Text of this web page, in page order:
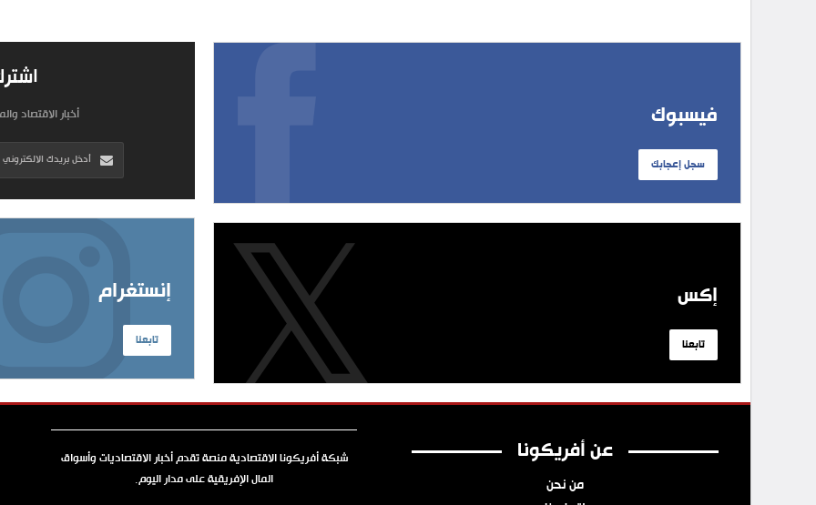
فيسبوك
سجل إعجابك
إكس
تابعنا
أخبار الاقتصاد
إنستغرام
تابعنا
عن أفريكونا
من نحن
شبكة أفريكونا الاقتصادية منصة تقدم أخبار الاقتصاديات وأسواق
المال الإفريقية على مدار اليوم.